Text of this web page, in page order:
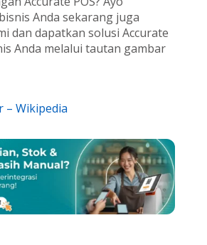
Anda sekarang juga
dan dapatkan solusi Accurate
Anda melalui tautan gambar
– Wikipedia